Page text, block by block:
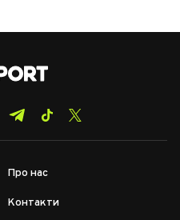
Про нас
Контакти